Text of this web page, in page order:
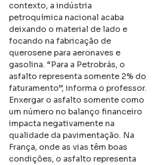
contexto, a indústria
petroquímica nacional acaba
deixando o material de lado e
focando na fabricação de
querosene para aeronaves e
gasolina. “Para a Petrobrás, o
asfalto representa somente 2% do
faturamento”, informa o professor.
Enxergar o asfalto somente como
um número no balanço financeiro
impacta negativamente na
qualidade da pavimentação. Na
França, onde as vias têm boas
condições, o asfalto representa